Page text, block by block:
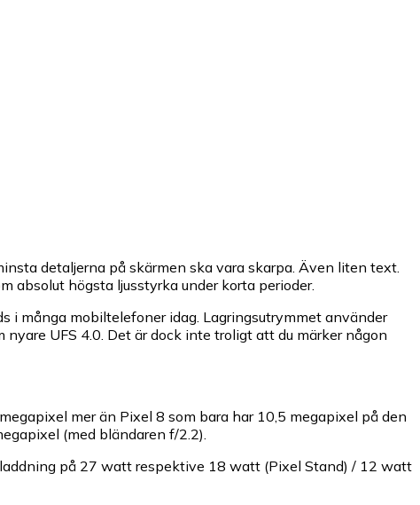
detaljerna på skärmen ska vara skarpa. Även liten text.
absolut högsta ljusstyrka under korta perioder.
i många mobiltelefoner idag. Lagringsutrymmet använder
UFS 4.0. Det är dock inte troligt att du märker någon
mer än Pixel 8 som bara har 10,5 megapixel på den
(med bländaren f/2.2).
på 27 watt respektive 18 watt (Pixel Stand) / 12 watt